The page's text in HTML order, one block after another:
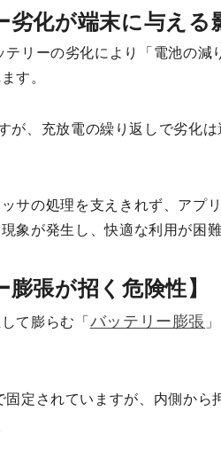
化が端末に与える
リーの劣化により「電池の減
す。
が、充放電の繰り返しで劣化
サの処理を支えきれず、アプ
象が発生し、快適な利用が困難
張が招く危険性】
て膨らむ「 バッテリー膨張
定されていますが、内側から